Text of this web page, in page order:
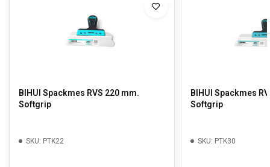
BIHUI Spackmes RVS 220 mm.
Softgrip
SKU: PTK22
BIHUI Spackmes
Softgrip
SKU: PTK30